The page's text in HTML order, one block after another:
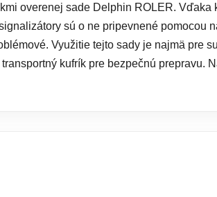
overenej sade Delphin ROLER.
sú o ne pripevnené pomocou
Využitie tejto sady je najmä pre
kufrík pre bezpečnú prepravu.